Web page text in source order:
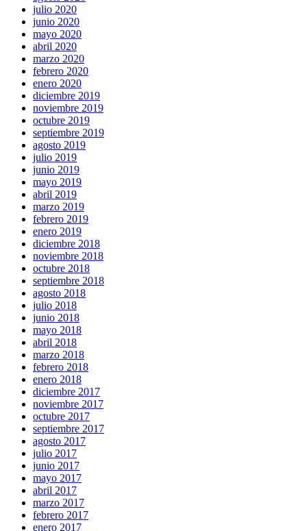
julio 2020
junio 2020
mayo 2020
abril 2020
marzo 2020
febrero 2020
enero 2020
diciembre 2019
noviembre 2019
octubre 2019
septiembre 2019
agosto 2019
julio 2019
junio 2019
mayo 2019
abril 2019
marzo 2019
febrero 2019
enero 2019
diciembre 2018
noviembre 2018
octubre 2018
septiembre 2018
agosto 2018
julio 2018
junio 2018
mayo 2018
abril 2018
marzo 2018
febrero 2018
enero 2018
diciembre 2017
noviembre 2017
octubre 2017
septiembre 2017
agosto 2017
julio 2017
junio 2017
mayo 2017
abril 2017
marzo 2017
febrero 2017
enero 2017